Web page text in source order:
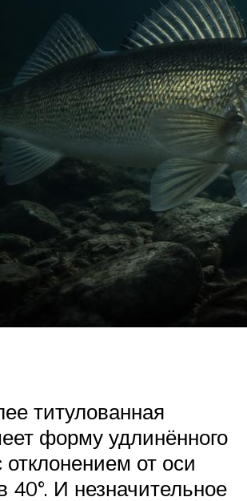
титулованная
форму удлинённого
отклонением от оси
40°. И незначительное